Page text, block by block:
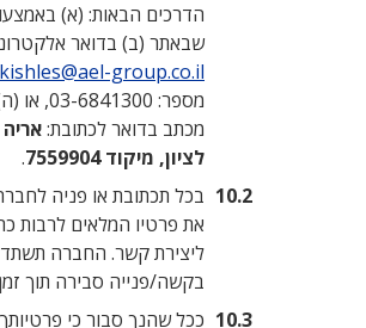
הדרכים הבאות: (א) באמצעות טופס "צור קשר"
שבאתר (ב) בדואר אלקטרוני בכתובת
lia.kishles@ael-group.co.il, (ג) בטלפון
מספר: 03-6841300, או (ה) באמצעות משלוח
מכתב בדואר לכתובת:
אריה שנקר 13, ראשון
.
בכל תכתובת או פניה לחברה, על הפונה לכלול
את פרטיו המלאים לרבות כתובת דואר אלקטרוני
ליצירת קשר. החברה תשתדל להגיב לכל
בקשה/פנייה סבירה תוך זמן סביר.
ככל שהנך סבור כי פרטיותך נפגעה באופן